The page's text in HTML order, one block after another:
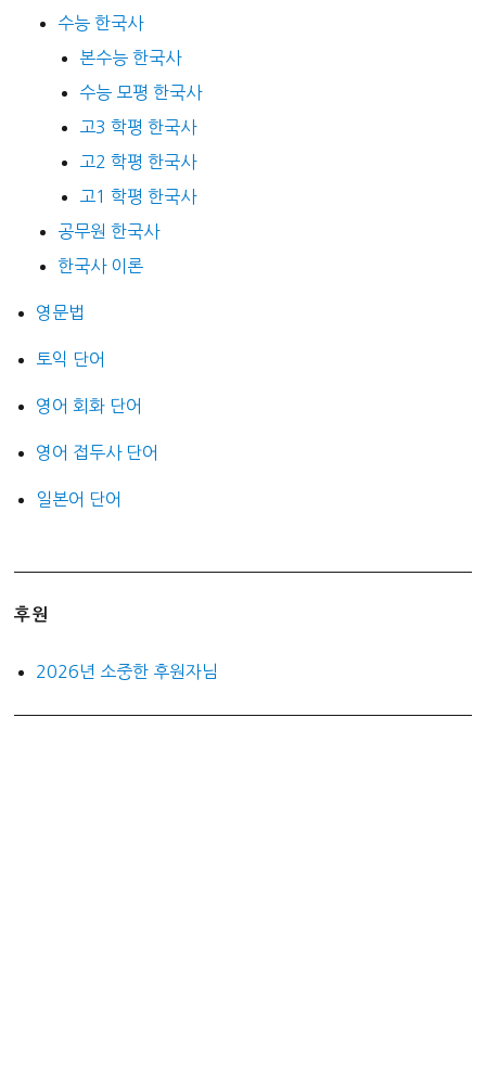
수능 한국사
본수능 한국사
수능 모평 한국사
고3 학평 한국사
고2 학평 한국사
고1 학평 한국사
공무원 한국사
한국사 이론
영문법
토익 단어
영어 회화 단어
영어 접두사 단어
일본어 단어
후원
2026년 소중한 후원자님